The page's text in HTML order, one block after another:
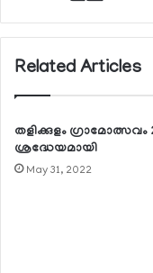
Related Articles
തളിക്കുളം ഗ്രാമോത്സവം
ശ്രദ്ധേയമായി
May 31, 2022